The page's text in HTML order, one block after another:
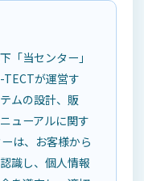
「当センター」
TECTが運営す
ムの設計、販
ューアルに関す
は、お客様から
識し、個人情報